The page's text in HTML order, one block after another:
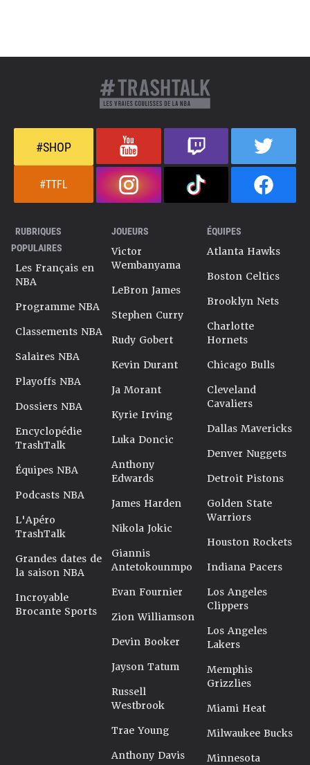
#SHOP
#TTFL
RUBRIQUES
POPULAIRES
Les Français en
NBA
Programme NBA
Classements NBA
Salaires NBA
Playoffs NBA
Dossiers NBA
Encyclopédie
TrashTalk
Équipes NBA
Podcasts NBA
L'Apéro
TrashTalk
Grandes dates de
la saison NBA
Incroyable
Brocante Sports
JOUEURS
Victor
Wembanyama
LeBron James
Stephen Curry
Rudy Gobert
Kevin Durant
Ja Morant
Kyrie Irving
Luka Doncic
Anthony
Edwards
James Harden
Nikola Jokic
Giannis
Antetokounmpo
Evan Fournier
Zion Williamson
Devin Booker
Jayson Tatum
Russell
Westbrook
Trae Young
Anthony Davis
ÉQUIPES
Atlanta Hawks
Boston Celtics
Brooklyn Nets
Charlotte
Hornets
Chicago Bulls
Cleveland
Cavaliers
Dallas Mavericks
Denver Nuggets
Detroit Pistons
Golden State
Warriors
Houston Rockets
Indiana Pacers
Los Angeles
Clippers
Los Angeles
Lakers
Memphis
Grizzlies
Miami Heat
Milwaukee Bucks
Minnesota